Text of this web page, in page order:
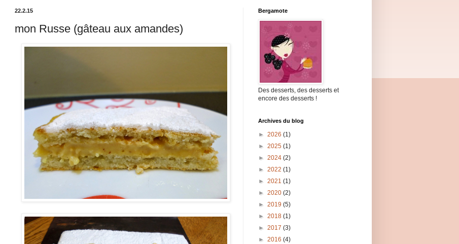
22.2.15
mon Russe (gâteau aux amandes)
Bergamote
Des desserts, des desserts et
encore des desserts !
Archives du blog
► 2026 (1)
► 2025 (1)
► 2024 (2)
► 2022 (1)
► 2021 (1)
► 2020 (2)
► 2019 (5)
► 2018 (1)
► 2017 (3)
► 2016 (4)